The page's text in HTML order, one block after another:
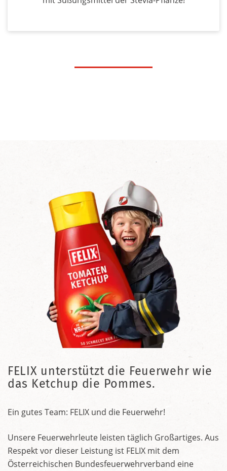
FELIX unterstützt die Feuerwehr wie
das Ketchup die Pommes.
Ein gutes Team: FELIX und die Feuerwehr!
Unsere Feuerwehrleute leisten täglich Großartiges. Aus
Respekt vor dieser Leistung ist FELIX mit dem
Österreichischen Bundesfeuerwehrverband eine